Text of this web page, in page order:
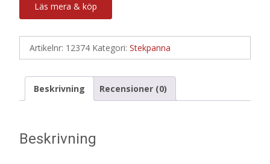
Läs mera & köp
Artikelnr: 12374 Kategori: Stekpanna
Beskrivning Recensioner (0)
Beskrivning